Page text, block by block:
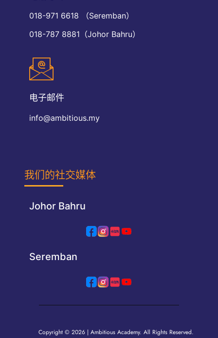
018-971 6618 （Seremban）
018-787 8881（Johor Bahru）
电子邮件
info@ambitious.my
我们的社交媒体
Johor Bahru
Seremban
Copyright © 2026 | Ambitious Academy. All Rights Reserved.